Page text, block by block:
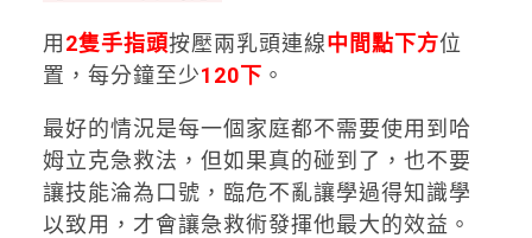
用 2隻手指頭按壓兩乳頭連線中間點下方位
置，每分鐘至少120下 。
最好的情況是每一個家庭都不需要使用到哈
姆立克急救法，但如果真的碰到了，也不要
讓技能淪為口號，臨危不亂讓學過得知識學
以致用，才會讓急救術發揮他最大的效益。